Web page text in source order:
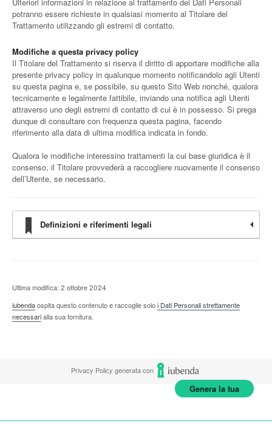
potranno essere richieste in qualsiasi momento al Titolare del
Trattamento utilizzando gli estremi di contatto.
Modifiche a questa privacy policy
Il Titolare del Trattamento si riserva il diritto di apportare modifiche alla
presente privacy policy in qualunque momento notificandolo agli Utenti
su questa pagina e, se possibile, su questo Sito Web nonché, qualora
tecnicamente e legalmente fattibile, inviando una notifica agli Utenti
attraverso uno degli estremi di contatto di cui è in possesso. Si prega
dunque di consultare con frequenza questa pagina, facendo
riferimento alla data di ultima modifica indicata in fondo.
Qualora le modifiche interessino trattamenti la cui base giuridica è il
consenso, il Titolare provvederà a raccogliere nuovamente il consenso
dell’Utente, se necessario.
Definizioni e riferimenti legali
Ultima modifica: 2 ottobre 2024
iubendaospita questo contenuto e raccoglie soloi Dati Personali strettamente
necessarialla sua fornitura.
Privacy Policy generata con
Genera la tua